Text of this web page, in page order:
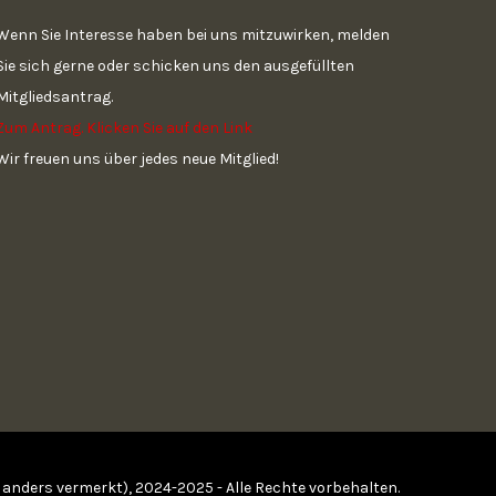
Sie Interesse haben bei uns mitzuwirken, melden
sich gerne oder schicken uns den ausgefüllten
Antrag. Klicken Sie auf den Link
freuen uns über jedes neue Mitglied!
vermerkt), 2024-2025 - Alle Rechte vorbehalten.